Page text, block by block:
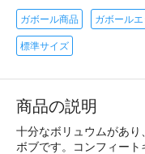
ガボール商品 ガボール
標準サイズ
商品の説明
十分なボリュウムがあ
ボブです。コンフィー